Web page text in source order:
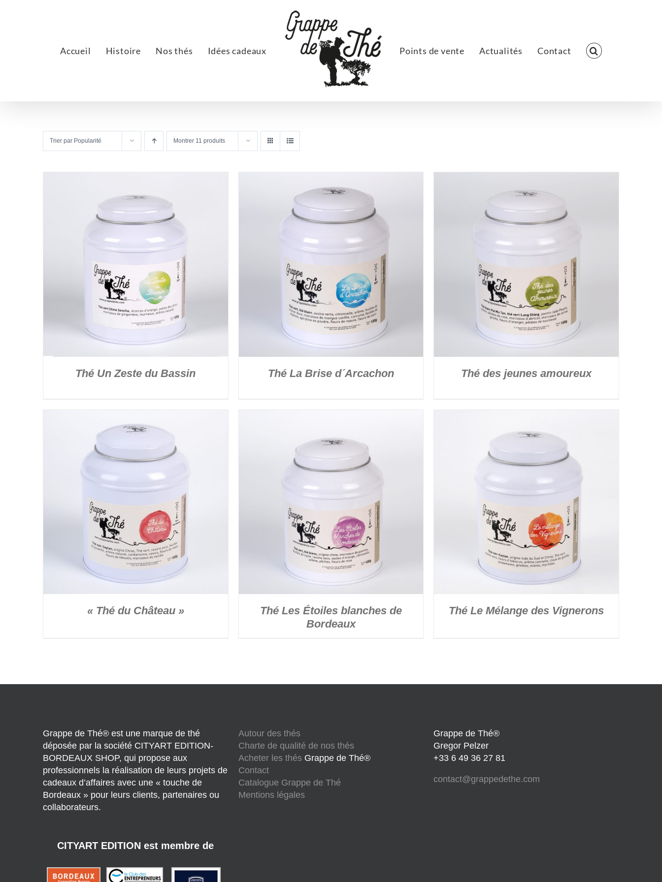
Accueil Histoire Nos thés Idées cadeaux Points de vente Actualités Contact
Trier par Popularité Montrer 11 produits
Thé Un Zeste du Bassin
DÉTAILS
Thé La Brise d´Arcachon Thé des jeunes amoureux
« Thé du Château »
DÉTAILS
Thé Les Étoiles blanches de
Bordeaux
Thé Le Mélange des Vignerons
Grappe de Thé® est une marque de thé
déposée par la société CITYART EDITION-
BORDEAUX SHOP, qui propose aux
professionnels la réalisation de leurs projets de
cadeaux d’affaires avec une « touche de
Bordeaux » pour leurs clients, partenaires ou
collaborateurs.
CITYART EDITION est membre de
Autour des thés
Charte de qualité de nos thés
Acheter les thés Grappe de Thé®
Contact
Catalogue Grappe de Thé
Mentions légales
Grappe de Thé®
Gregor Pelzer
+33 6 49 36 27 81
contact@grappedethe.com